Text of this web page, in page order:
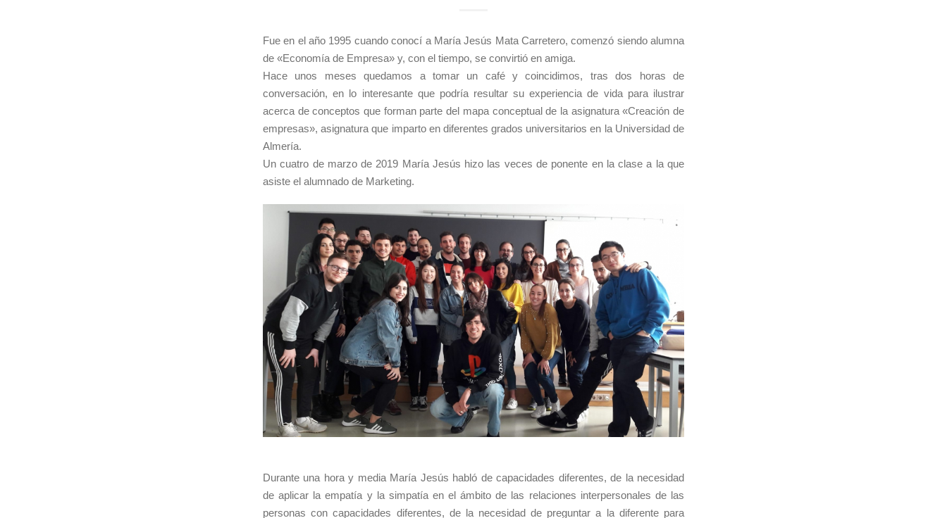
Fue en el año 1995 cuando conocí a María Jesús Mata Carretero, comenzó siendo alumna
de «Economía de Empresa» y, con el tiempo, se convirtió en amiga.
Hace unos meses quedamos a tomar un café y coincidimos, tras dos horas de
conversación, en lo interesante que podría resultar su experiencia de vida para ilustrar
acerca de conceptos que forman parte del mapa conceptual de la asignatura «Creación de
empresas», asignatura que imparto en diferentes grados universitarios en la Universidad de
Almería.
Un cuatro de marzo de 2019 María Jesús hizo las veces de ponente en la clase a la que
asiste el alumnado de Marketing.
Durante una hora y media María Jesús habló de capacidades diferentes, de la necesidad
de aplicar la empatía y la simpatía en el ámbito de las relaciones interpersonales de las
personas con capacidades diferentes, de la necesidad de preguntar a la diferente para